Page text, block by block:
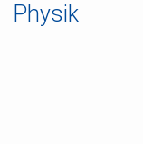
Physik